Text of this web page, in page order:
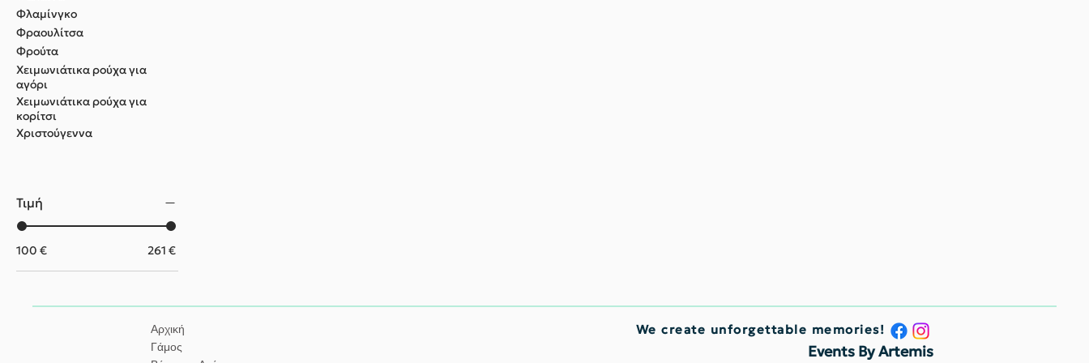
Φλαμίνγκο
Φραουλίτσα
Φρούτα
Χειμωνιάτικα ρούχα για
αγόρι
Χειμωνιάτικα ρούχα για
κορίτσι
Χριστούγεννα
Τιμή
100 € 261 €
Αρχική
Γάμος
We create unforgettable memories!
Events By Artemis